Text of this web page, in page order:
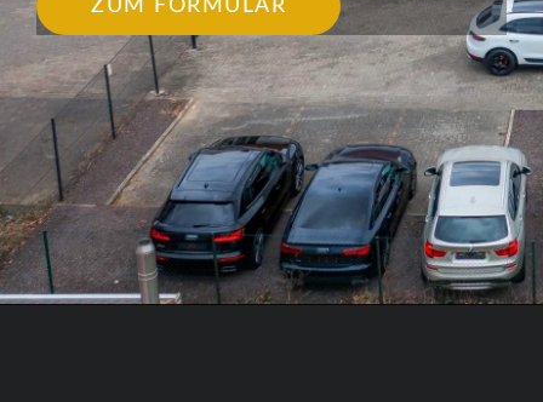
ZUM FORMULAR